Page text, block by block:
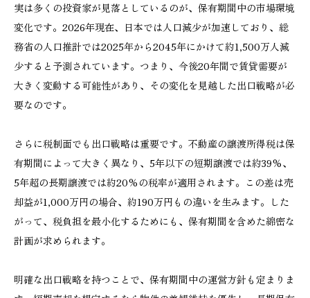
実は多くの投資家が見落としているのが、保有期間中の市場環境
変化です。2026年現在、日本では人口減少が加速しており、総
務省の人口推計では2025年から2045年にかけて約1,500万人減
少すると予測されています。つまり、今後20年間で賃貸需要が
大きく変動する可能性があり、その変化を見越した出口戦略が必
要なのです。
さらに税制面でも出口戦略は重要です。不動産の譲渡所得税は保
有期間によって大きく異なり、5年以下の短期譲渡では約39%、
5年超の長期譲渡では約20%の税率が適用されます。この差は売
却益が1,000万円の場合、約190万円もの違いを生みます。した
がって、税負担を最小化するためにも、保有期間を含めた綿密な
計画が求められます。
明確な出口戦略を持つことで、保有期間中の運営方針も定まりま